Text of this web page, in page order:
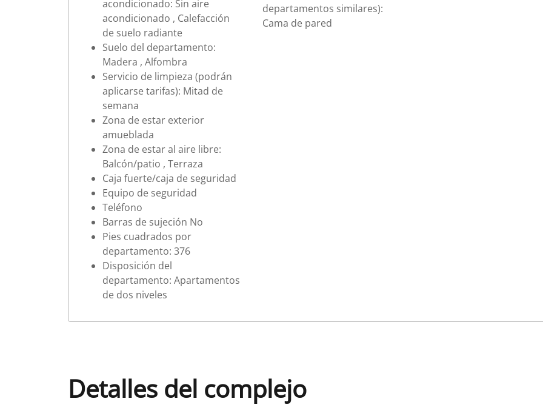
acondicionado: Sin aire
acondicionado , Calefacción
de suelo radiante
Suelo del departamento:
Madera , Alfombra
Servicio de limpieza (podrán
aplicarse tarifas): Mitad de
semana
Zona de estar exterior
amueblada
Zona de estar al aire libre:
Balcón/patio , Terraza
Caja fuerte/caja de seguridad
Equipo de seguridad
Teléfono
Barras de sujeción No
Pies cuadrados por
departamento: 376
Disposición del
departamento: Apartamentos
de dos niveles
departamentos similares):
Cama de pared
Detalles del complejo